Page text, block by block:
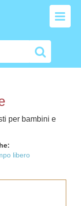
per bambini e
libero